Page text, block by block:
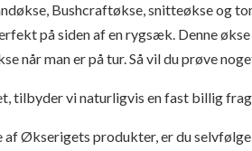
Bushcraftøkse, snitteøkse og
på siden af en rygsæk. Denne
når man er på tur. Så vil du prøve
tilbyder vi naturligvis en fast billig
af Økserigets produkter, er du